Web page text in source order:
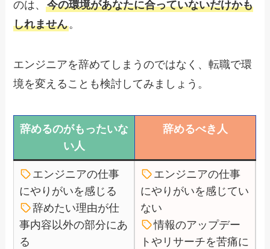
のは、今の環境があなたに合っていないだけかも
しれません。
エンジニアを辞めてしまうのではなく、転職で環
境を変えることも検討してみましょう。
辞めるのがもったいな
い人
辞めるべき人
エンジニアの仕事
にやりがいを感じる
辞めたい理由が仕
事内容以外の部分にあ
る
エンジニアの仕事
にやりがいを感じてい
ない
情報のアップデー
トやリサーチを苦痛に